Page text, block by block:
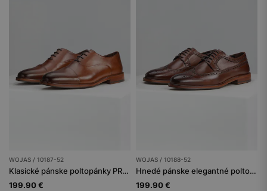
WOJAS / 10187-52
Klasické pánske poltopánky PREMIUM z hladkej kože
199.90 €
WOJAS / 10188-52
Hnedé pánske elegantné poltopánky PREMIUM s brogovaním
199.90 €